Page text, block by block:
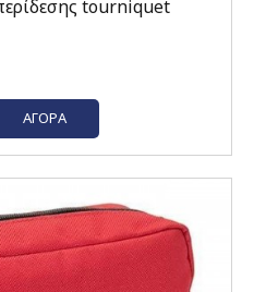
tourniquet
ΑΓΟΡΆ